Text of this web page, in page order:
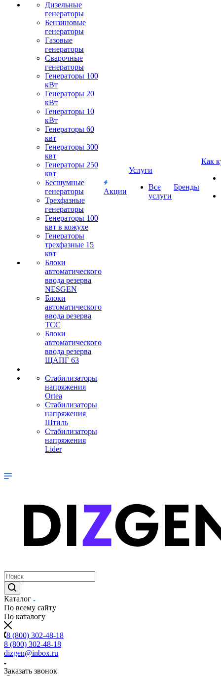
Дизельные
генераторы
Бензиновые
генераторы
Газовые
генераторы
Сварочные
генераторы
Генераторы 100
кВт
Генераторы 20
кВт
Генераторы 10
кВт
Генераторы 60
квт
Генераторы 300
квт
Генераторы 250
квт
Бесшумные
генераторы
Трехфазные
генераторы
Генераторы 100
квт в кожухе
Генераторы
трехфазные 15
квт
Блоки
автоматического
ввода резерва
NESGEN
Блоки
автоматического
ввода резерва
ТСС
Блоки
автоматического
ввода резерва
ЩАПГ 63
Стабилизаторы
напряжения
Ortea
Стабилизаторы
напряжения
Штиль
Стабилизаторы
напряжения
Lider
Акции
Услуги
Все
услуги
Бренды
Как
Каталог
По всему сайту
По каталогу
8 (800) 302-48-18
8 (800) 302-48-18
dizgen@inbox.ru
Заказать звонок